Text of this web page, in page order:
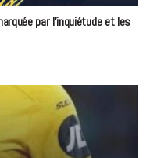
par l’inquiétude et les